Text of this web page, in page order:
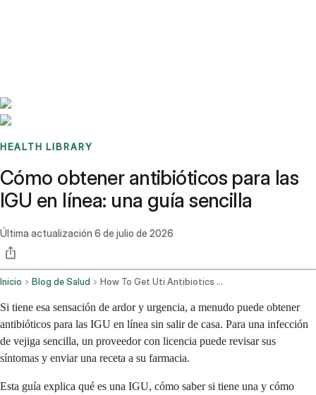
HEALTH LIBRARY
Cómo obtener antibióticos para las
IGU en línea: una guía sencilla
Última actualización 6 de julio de 2026
Inicio Blog de Salud How To Get Uti Antibiotics Online Step By Step Guide
Si tiene esa sensación de ardor y urgencia, a menudo puede obtener
antibióticos para las IGU en línea sin salir de casa. Para una infección
de vejiga sencilla, un proveedor con licencia puede revisar sus
síntomas y enviar una receta a su farmacia.
Esta guía explica qué es una IGU, cómo saber si tiene una y cómo